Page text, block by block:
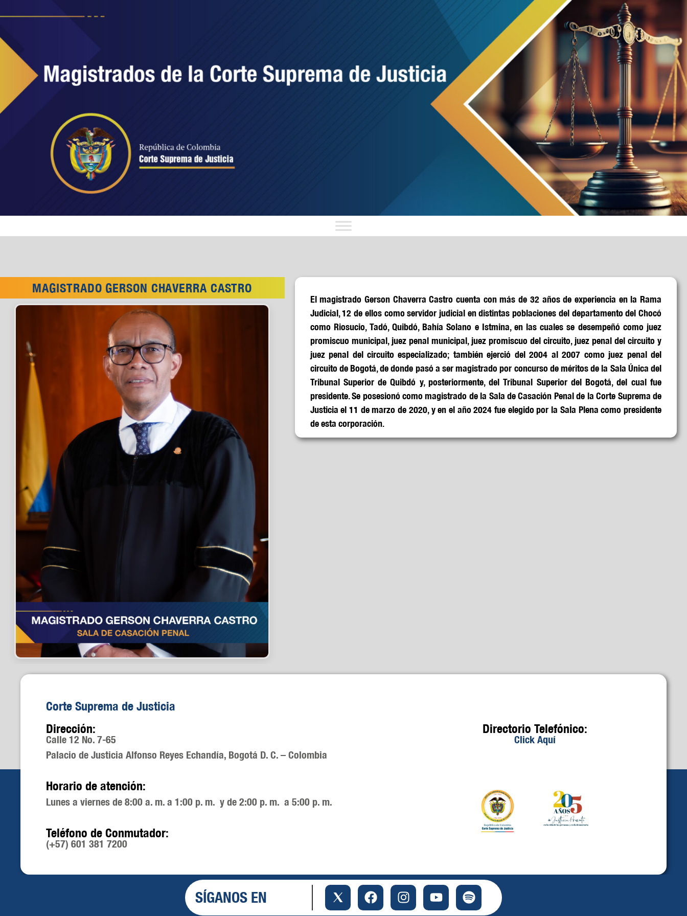
MAGISTRADO GERSON CHAVERRA CASTRO
El magistrado Gerson Chaverra Castro cuenta con más de 32 años de experiencia en la Rama
Judicial, 12 de ellos como servidor judicial en distintas poblaciones del departamento del Chocó
como Riosucio, Tadó, Quibdó, Bahía Solano e Istmina, en las cuales se desempeñó como juez
promiscuo municipal, juez penal municipal, juez promiscuo del circuito, juez penal del circuito y
juez penal del circuito especializado; también ejerció del 2004 al 2007 como juez penal del
circuito de Bogotá, de donde pasó a ser magistrado por concurso de méritos de la Sala Única del
Tribunal Superior de Quibdó y, posteriormente, del Tribunal Superior del Bogotá, del cual fue
presidente. Se posesionó como magistrado de la Sala de Casación Penal de la Corte Suprema de
Justicia el 11 de marzo de 2020, y en el año 2024 fue elegido por la Sala Plena como presidente
de esta corporación.
Corte Suprema de Justicia
Dirección:
Calle 12 No. 7-65
Palacio de Justicia Alfonso Reyes Echandía, Bogotá D. C. – Colombia
Horario de atención:
Lunes a viernes de 8:00 a. m. a 1:00 p. m. y de 2:00 p. m. a 5:00 p. m.
Teléfono de Conmutador:
(+57) 601 381 7200
Directorio Telefónico:
Click Aquí
SÍGANOS EN